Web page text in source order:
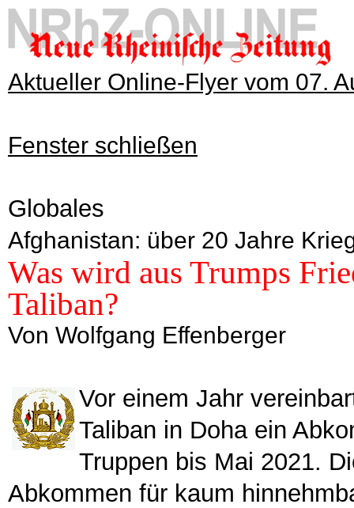
Aktueller Online-Flyer vom 07.
Fenster schließen
Globales
Afghanistan: über 20 Jahre
Was wird aus Trumps
Taliban?
Von Wolfgang Effenberger
Vor einem Jahr
Taliban in Doha ein
Truppen bis Mai 2021.
Abkommen für kaum